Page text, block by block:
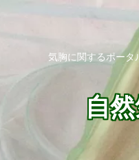
気胸に関するポータ
自